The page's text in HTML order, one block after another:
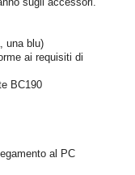
una blu)
ai requisiti di
BC190
al PC